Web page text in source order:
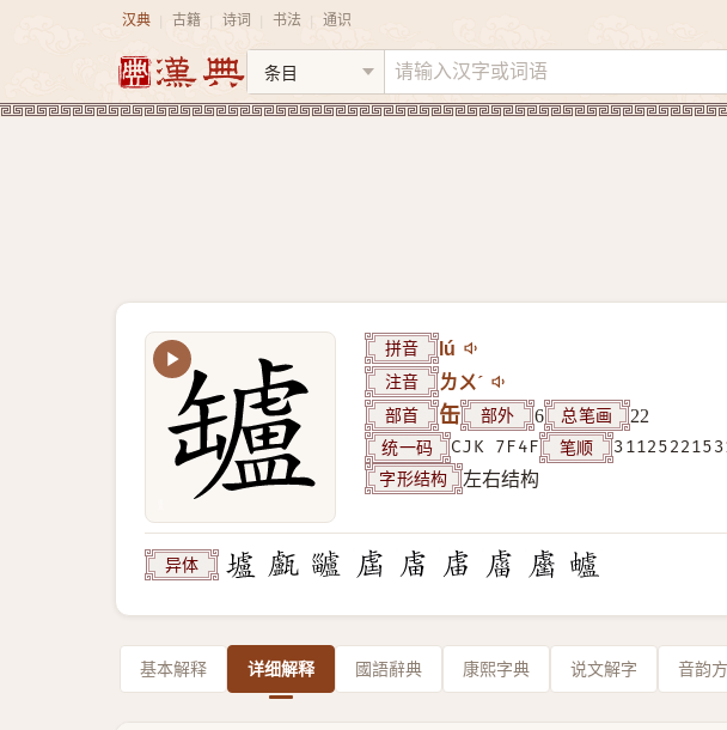
汉典 古籍 诗词 书法 通识
拼音 lú
注音 ㄌㄨˊ
部首 缶 部外 6 总笔画 22
统一码 CJK 7F4F 笔顺
字形结构 左右结构
异体
基本解释 详细解释 國語辭典 康熙字典 说文解字 音韵